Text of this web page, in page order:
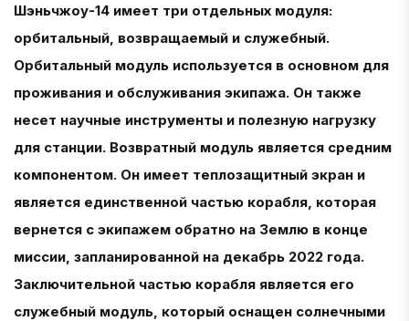
Шэньчжоу-14 имеет три отдельных модуля:
орбитальный, возвращаемый и служебный.
Орбитальный модуль используется в основном для
проживания и обслуживания экипажа. Он также
несет научные инструменты и полезную нагрузку
для станции. Возвратный модуль является средним
компонентом. Он имеет теплозащитный экран и
является единственной частью корабля, которая
вернется с экипажем обратно на Землю в конце
миссии, запланированной на декабрь 2022 года.
Заключительной частью корабля является его
служебный модуль, который оснащен солнечными